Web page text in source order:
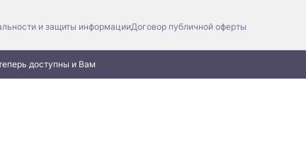
и защиты информацииДоговор публичной оферты
доступны и Вам